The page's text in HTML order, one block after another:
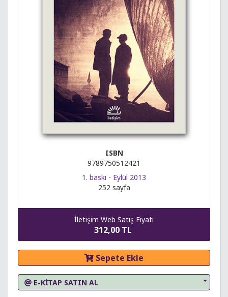
ISBN
9789750512421
1. baskı - Eylül 2013
252 sayfa
İletişim Web Satış Fiyatı
312,00 TL
Sepete Ekle
E-KİTAP SATIN AL